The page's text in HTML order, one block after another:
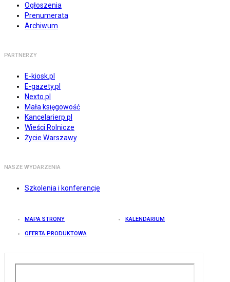
Ogłoszenia
Prenumerata
Archiwum
PARTNERZY
E-kiosk.pl
E-gazety.pl
Nexto.pl
Mała księgowość
Kancelarierp.pl
Wieści Rolnicze
Życie Warszawy
NASZE WYDARZENIA
Szkolenia i konferencje
MAPA STRONY KALENDARIUM
OFERTA PRODUKTOWA